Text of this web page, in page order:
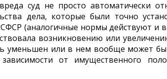
суд не просто автоматически
дела, которые были точно
(аналогичные нормы действуют и
возникновению или
уменьшен или в нем вообще может
от имущественного